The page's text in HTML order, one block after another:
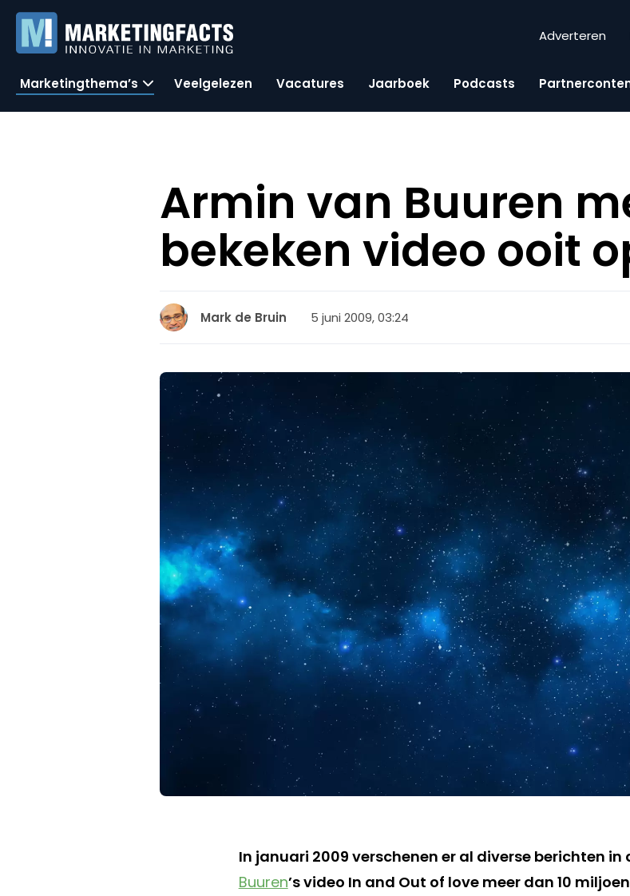
Adverteren
Marketingthema’s Veelgelezen Vacatures Jaarboek Podcasts
Armin van Buuren
bekeken video ooit
Mark de Bruin 5 juni 2009, 03:24
In januari 2009 verschenen er al diverse berichten in
Buuren’s video In and Out of love meer dan 10